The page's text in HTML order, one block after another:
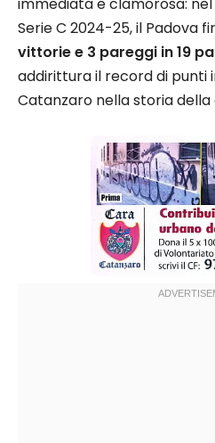
immediata e clamorosa:
Serie C 2024-25, il Padova
vittorie e 3 pareggi in 19
addirittura il record di punti
Catanzaro nella storia